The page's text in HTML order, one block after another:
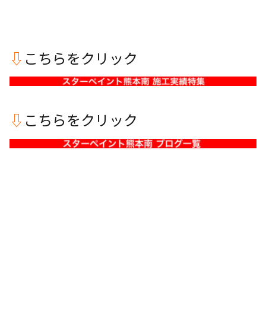
⇩ こちらをクリック
⇩ こちらをクリック